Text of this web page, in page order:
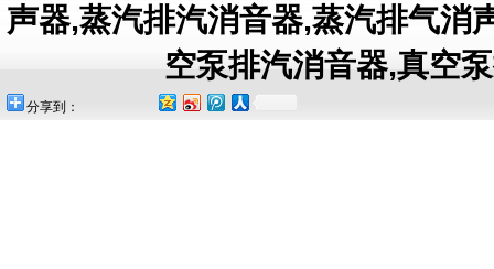
声器,蒸汽排汽消音器,蒸汽排气消
空泵排汽消音器,真空
分享到：